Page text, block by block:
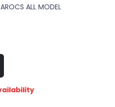
ALL MODEL